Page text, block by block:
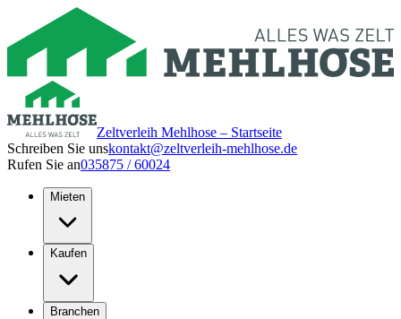
Zeltverleih Mehlhose – Startseite
Schreiben Sie unskontakt@zeltverleih-mehlhose.de
Rufen Sie an035875 / 60024
Mieten
Kaufen
Branchen